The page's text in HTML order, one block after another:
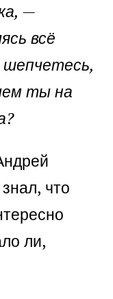
—
всё
ты на
что
ли,